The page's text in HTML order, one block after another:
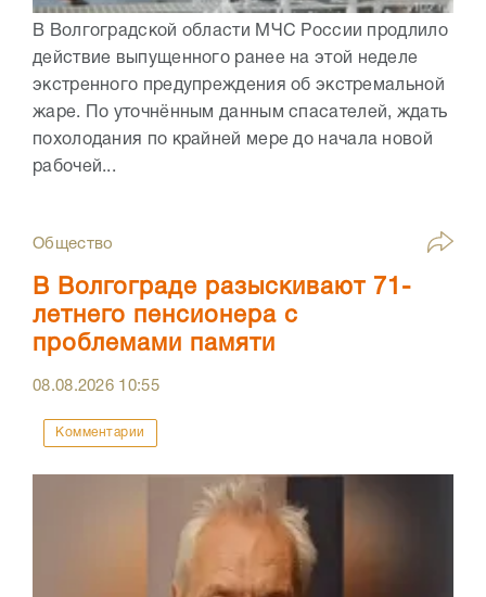
В Волгоградской области МЧС России продлило
действие выпущенного ранее на этой неделе
экстренного предупреждения об экстремальной
жаре. По уточнённым данным спасателей, ждать
похолодания по крайней мере до начала новой
рабочей...
Общество
В Волгограде разыскивают 71-
летнего пенсионера с
проблемами памяти
08.08.2026 10:55
Комментарии